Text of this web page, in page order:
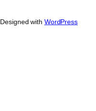
Designed with WordPress